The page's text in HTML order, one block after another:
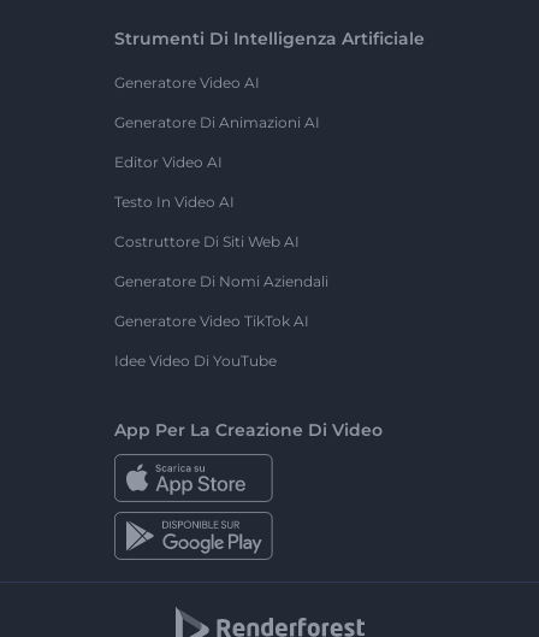
Strumenti Di Intelligenza Artificiale
Generatore Video AI
Generatore Di Animazioni AI
Editor Video AI
Testo In Video AI
Costruttore Di Siti Web AI
Generatore Di Nomi Aziendali
Generatore Video TikTok AI
Idee Video Di YouTube
App Per La Creazione Di Video